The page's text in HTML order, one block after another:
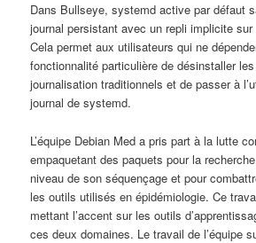
Dans Bullseye, systemd active par défaut
journal persistant avec un repli implicite
Cela permet aux utilisateurs qui ne
fonctionnalité particulière de désinstaller
journalisation traditionnels et de passer à
journal de systemd.
L’équipe Debian Med a pris part à la lutte
empaquetant des paquets pour la
niveau de son séquençage et pour
les outils utilisés en épidémiologie. Ce
mettant l’accent sur les outils
ces deux domaines. Le travail de l’équipe